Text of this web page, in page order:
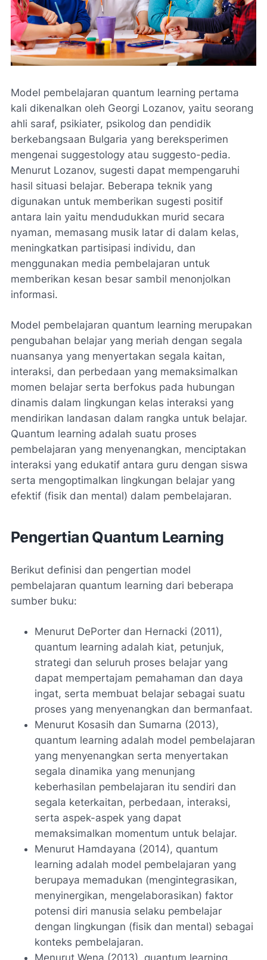
Model pembelajaran quantum learning pertama
kali dikenalkan oleh Georgi Lozanov, yaitu seorang
ahli saraf, psikiater, psikolog dan pendidik
berkebangsaan Bulgaria yang bereksperimen
mengenai suggestology atau suggesto-pedia.
Menurut Lozanov, sugesti dapat mempengaruhi
hasil situasi belajar. Beberapa teknik yang
digunakan untuk memberikan sugesti positif
antara lain yaitu mendudukkan murid secara
nyaman, memasang musik latar di dalam kelas,
meningkatkan partisipasi individu, dan
menggunakan media pembelajaran untuk
memberikan kesan besar sambil menonjolkan
informasi.
Model pembelajaran quantum learning merupakan
pengubahan belajar yang meriah dengan segala
nuansanya yang menyertakan segala kaitan,
interaksi, dan perbedaan yang memaksimalkan
momen belajar serta berfokus pada hubungan
dinamis dalam lingkungan kelas interaksi yang
mendirikan landasan dalam rangka untuk belajar.
Quantum learning adalah suatu proses
pembelajaran yang menyenangkan, menciptakan
interaksi yang edukatif antara guru dengan siswa
serta mengoptimalkan lingkungan belajar yang
efektif (fisik dan mental) dalam pembelajaran.
Pengertian Quantum Learning
Berikut definisi dan pengertian model
pembelajaran quantum learning dari beberapa
sumber buku:
Menurut DePorter dan Hernacki (2011),
quantum learning adalah kiat, petunjuk,
strategi dan seluruh proses belajar yang
dapat mempertajam pemahaman dan daya
ingat, serta membuat belajar sebagai suatu
proses yang menyenangkan dan bermanfaat.
Menurut Kosasih dan Sumarna (2013),
quantum learning adalah model pembelajaran
yang menyenangkan serta menyertakan
segala dinamika yang menunjang
keberhasilan pembelajaran itu sendiri dan
segala keterkaitan, perbedaan, interaksi,
serta aspek-aspek yang dapat
memaksimalkan momentum untuk belajar.
Menurut Hamdayana (2014), quantum
learning adalah model pembelajaran yang
berupaya memadukan (mengintegrasikan,
menyinergikan, mengelaborasikan) faktor
potensi diri manusia selaku pembelajar
dengan lingkungan (fisik dan mental) sebagai
konteks pembelajaran.
Menurut Wena (2013), quantum learning